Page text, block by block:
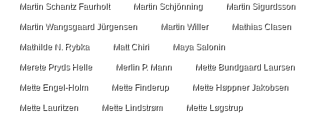
Martin Schantz Faurholt Martin Schjönning Martin Sigurdsson
Martin Wangsgaard Jürgensen Martin Willer Mathias Clasen
Mathilde N. Rybka Matt Chiri Maya Salonin
Merete Pryds Helle Merlin P. Mann Mette Bundgaard Laursen
Mette Engel-Holm Mette Finderup Mette Høppner Jakobsen
Mette Lauritzen Mette Lindstrøm Mette Løgstrup